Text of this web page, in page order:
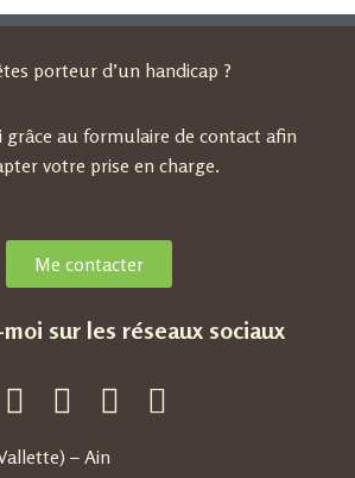
porteur d’un handicap ?
grâce au formulaire de contact afin
votre prise en charge.
Me contacter
sur les réseaux sociaux
– Ain